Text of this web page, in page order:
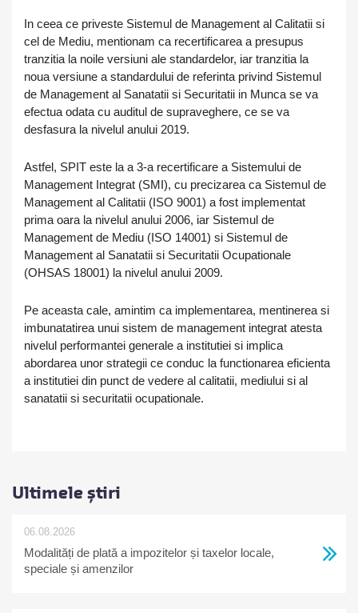
In ceea ce priveste Sistemul de Management al Calitatii si
cel de Mediu, mentionam ca recertificarea a presupus
tranzitia la noile versiuni ale standardelor, iar tranzitia la
noua versiune a standardului de referinta privind Sistemul
de Management al Sanatatii si Securitatii in Munca se va
efectua odata cu auditul de supraveghere, ce se va
desfasura la nivelul anului 2019.
Astfel, SPIT este la a 3-a recertificare a Sistemului de
Management Integrat (SMI), cu precizarea ca Sistemul de
Management al Calitatii (ISO 9001) a fost implementat
prima oara la nivelul anului 2006, iar Sistemul de
Management de Mediu (ISO 14001) si Sistemul de
Management al Sanatatii si Securitatii Ocupationale
(OHSAS 18001) la nivelul anului 2009.
Pe aceasta cale, amintim ca implementarea, mentinerea si
imbunatatirea unui sistem de management integrat atesta
nivelul performantei generale a institutiei si implica
abordarea unor strategii ce conduc la functionarea eficienta
a institutiei din punct de vedere al calitatii, mediului si al
sanatatii si securitatii ocupationale.
Ultimele știri
06.08.2026
Modalități de plată a impozitelor și taxelor locale,
speciale și amenzilor